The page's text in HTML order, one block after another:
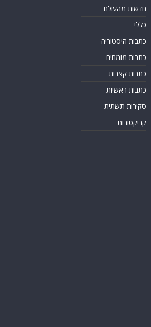
חדשות מהעולם
כללי
כתבות היסטוריה
כתבות מומחים
כתבות קצרות
כתבות ראשיות
סקירות תשתית
קריקטורות